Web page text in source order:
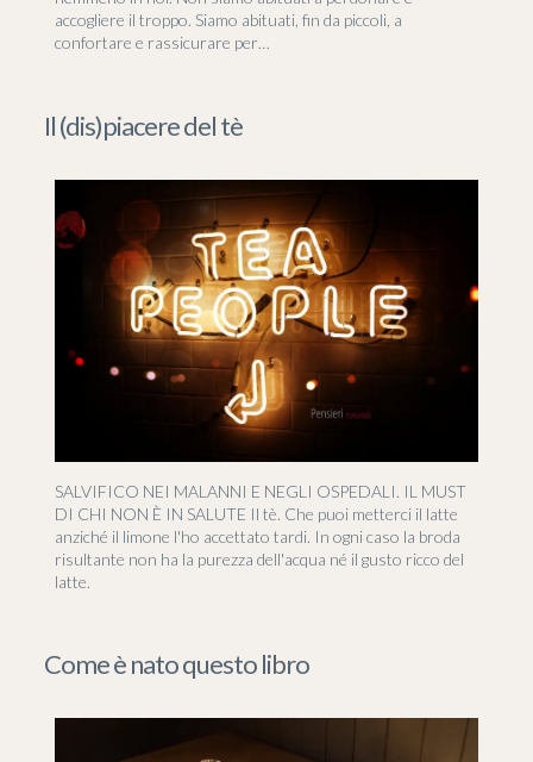
accogliere il troppo. Siamo abituati, fin da piccoli, a
confortare e rassicurare per…
Il (dis)piacere del tè
SALVIFICO NEI MALANNI E NEGLI OSPEDALI. IL MUST
DI CHI NON È IN SALUTE Il tè. Che puoi metterci il latte
anziché il limone l'ho accettato tardi. In ogni caso la broda
risultante non ha la purezza dell'acqua né il gusto ricco del
latte.
Come è nato questo libro